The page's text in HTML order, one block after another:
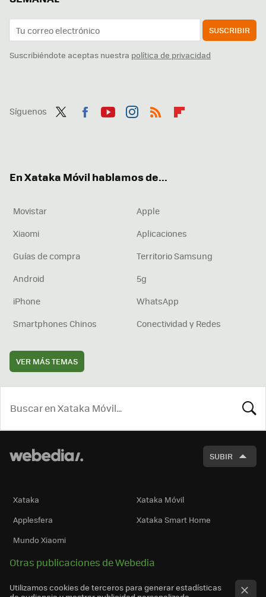
SUSCRIBIR
Suscribiéndote aceptas nuestra política de privacidad
Síguenos
En Xataka Móvil hablamos de...
Movistar
Apple
Xiaomi
Aplicaciones
Guías de compra
Territorio Samsung
Android
5g
iPhone
WhatsApp
Smartphones Chinos
Conectividad y Redes
VER MÁS TEMAS
SUBIR
Xataka
Xataka Móvil
Applesfera
Xataka Smart Home
Mundo Xiaomi
Otras publicaciones de Webedia
Utilizamos cookies de terceros para generar estadísticas